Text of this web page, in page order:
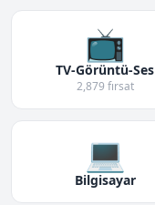
📺
TV-Görüntü-Ses
2,879 fırsat
💻
Bilgisayar